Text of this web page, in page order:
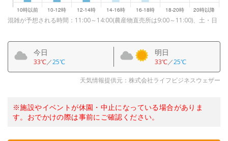
混雑が予想される時間：11:00～14:00(農産物直売所は9:00～11:00)、土・日
今日
33℃／25℃
明日
33℃／25℃
天気情報提供元：株式会社ライフビジネスウェザー
※施設やイベントが休園・中止になっている場合がありま
す。おでかけの際は事前にご確認ください。